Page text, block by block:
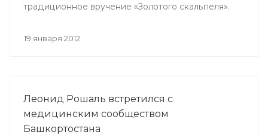
традиционное вручение «Золотого скальпеля».
19 января 2012
Леонид Рошаль встретился с
медицинским сообществом
Башкортостана